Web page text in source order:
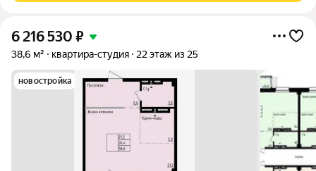
6 216 530 ₽
38,6 м² квартира-студия 22 этаж из 25
новостройка